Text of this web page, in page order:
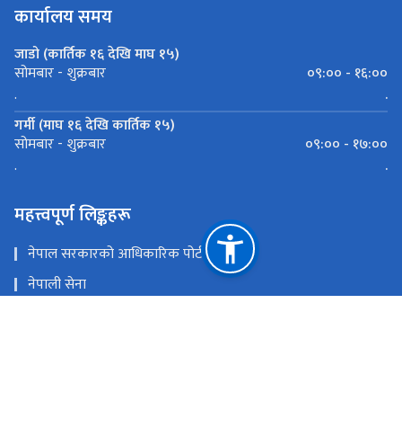
कार्यालय समय
जाडो (कार्तिक १६ देखि माघ १५)
सोमबार - शुक्रबार
०९:०० - १६:००
.
.
गर्मी (माघ १६ देखि कार्तिक १५)
सोमबार - शुक्रबार
०९:०० - १७:००
.
.
महत्त्वपूर्ण लिङ्कहरू
नेपाल सरकारको आधिकारिक पोर्टल
नेपाली सेना